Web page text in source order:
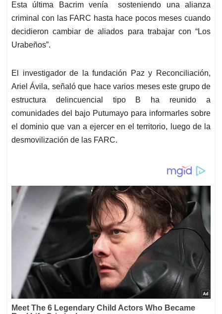
Esta última Bacrim venía sosteniendo una alianza
criminal con las FARC hasta hace pocos meses cuando
decidieron cambiar de aliados para trabajar con “Los
Urabeños”.
El investigador de la fundación Paz y Reconciliación,
Ariel Ávila, señaló que hace varios meses este grupo de
estructura delincuencial tipo B ha reunido a
comunidades del bajo Putumayo para informarles sobre
el dominio que van a ejercer en el territorio, luego de la
desmovilización de las FARC.